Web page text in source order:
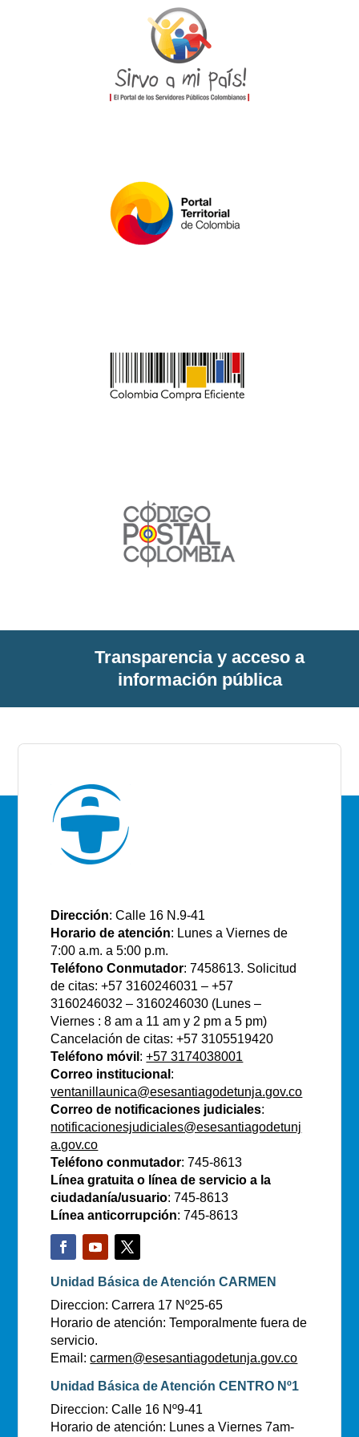
Transparencia y acceso a
información pública
Dirección: Calle 16 N.9-41
Horario de atención: Lunes a Viernes de
7:00 a.m. a 5:00 p.m.
Teléfono Conmutador: 7458613. Solicitud
de citas: +57 3160246031 – +57
3160246032 – 3160246030 (Lunes –
Viernes : 8 am a 11 am y 2 pm a 5 pm)
Cancelación de citas: +57 3105519420
Teléfono móvil :+57 3174038001
Correo institucional :
ventanillaunica@esesantiagodetunja.gov.co
Correo de notificaciones judiciales:
notificacionesjudiciales@esesantiagodetunj
a.gov.co
Teléfono conmutador: 745-8613
Línea gratuita o línea de servicio a la
ciudadanía/usuario: 745-8613
Línea anticorrupción: 745-8613
Unidad Básica de Atención CARMEN
Direccion: Carrera 17 Nº25-65
Horario de atención: Temporalmente fuera de
servicio.
Email:carmen@esesantiagodetunja.gov.co
Unidad Básica de Atención CENTRO Nº1
Direccion: Calle 16 Nº9-41
Horario de atención: Lunes a Viernes 7am-